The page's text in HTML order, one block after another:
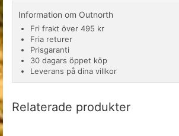
Information om Outnorth
Fri frakt över 495 kr
Fria returer
Prisgaranti
30 dagars öppet köp
Leverans på dina villkor
Relaterade produkter